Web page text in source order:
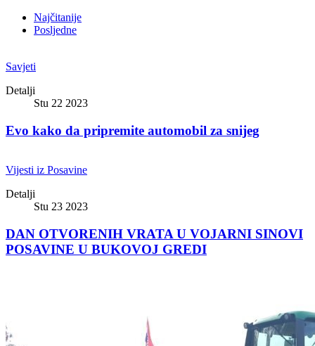
Najčitanije
Posljedne
Savjeti
Detalji
Stu 22 2023
Evo kako da pripremite automobil za snijeg
Vijesti iz Posavine
Detalji
Stu 23 2023
DAN OTVORENIH VRATA U VOJARNI SINOVI
POSAVINE U BUKOVOJ GREDI